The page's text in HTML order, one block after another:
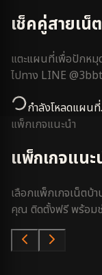
เช็คคู่สายเน็
แตะแผนที่เพื่อปักห
ไปทาง LINE
กำลังโหลดแผนที่
แพ็กเกจแนะนำ
แพ็กเกจแนะ
เลือกแพ็กเกจเน็ตบ้
คุณ ติดตั้งฟรี พร้อม